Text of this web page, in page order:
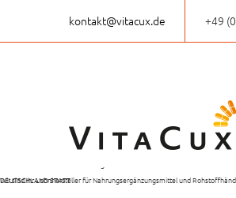
kontakt@vitacux.de +49
Wir sind Ihr Lohnhersteller für Nahrungsergänzungsmittel und
NAHRUNGS­ERGÄN­ZUNGS­MITTELN
DIE PRODUKTION DER
DEUTSCHLAND STATT